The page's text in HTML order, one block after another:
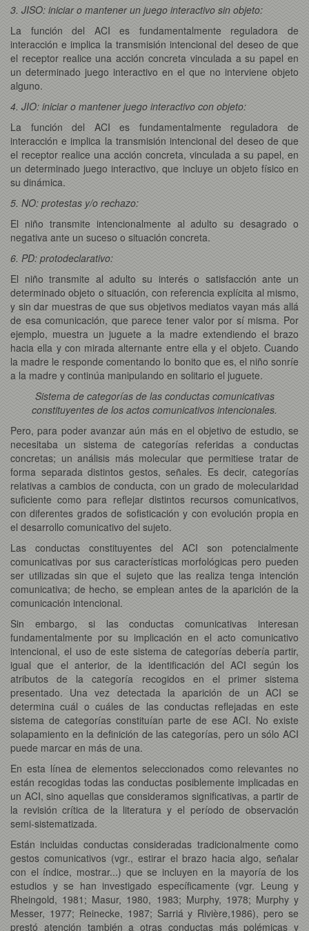
3. JISO: iniciar o mantener un juego interactivo sin objeto:
La función del ACI es fundamentalmente reguladora de
interacción e implica la transmisión intencional del deseo de que
el receptor realice una acción concreta vinculada a su papel en
un determinado juego interactivo en el que no interviene objeto
alguno.
4. JIO: iniciar o mantener juego interactivo con objeto:
La función del ACI es fundamentalmente reguladora de
interacción e implica la transmisión intencional del deseo de que
el receptor realice una acción concreta, vinculada a su papel, en
un determinado juego interactivo, que incluye un objeto físico en
su dinámica.
5. NO: protestas y/o rechazo:
El niño transmite intencionalmente al adulto su desagrado o
negativa ante un suceso o situación concreta.
6. PD: protodeclarativo:
El niño transmite al adulto su interés o satisfacción ante un
determinado objeto o situación, con referencia explícita al mismo,
y sin dar muestras de que sus objetivos mediatos vayan más allá
de esa comunicación, que parece tener valor por sí misma. Por
ejemplo, muestra un juguete a la madre extendiendo el brazo
hacia ella y con mirada alternante entre ella y el objeto. Cuando
la madre le responde comentando lo bonito que es, el niño sonríe
a la madre y continúa manipulando en solitario el juguete.
Sistema de categorías de las conductas comunicativas
constituyentes de los actos comunicativos intencionales.
Pero, para poder avanzar aún más en el objetivo de estudio, se
necesitaba un sistema de categorías referidas a conductas
concretas; un análisis más molecular que permitiese tratar de
forma separada distintos gestos, señales. Es decir, categorías
relativas a cambios de conducta, con un grado de molecularidad
suficiente como para reflejar distintos recursos comunicativos,
con diferentes grados de sofisticación y con evolución propia en
el desarrollo comunicativo del sujeto.
Las conductas constituyentes del ACI son potencialmente
comunicativas por sus características morfológicas pero pueden
ser utilizadas sin que el sujeto que las realiza tenga intención
comunicativa; de hecho, se emplean antes de la aparición de la
comunicación intencional.
Sin embargo, si las conductas comunicativas interesan
fundamentalmente por su implicación en el acto comunicativo
intencional, el uso de este sistema de categorías debería partir,
igual que el anterior, de la identificación del ACI según los
atributos de la categoría recogidos en el primer sistema
presentado. Una vez detectada la aparición de un ACI se
determina cuál o cuáles de las conductas reflejadas en este
sistema de categorías constituían parte de ese ACI. No existe
solapamiento en la definición de las categorías, pero un sólo ACI
puede marcar en más de una.
En esta línea de elementos seleccionados como relevantes no
están recogidas todas las conductas posiblemente implicadas en
un ACI, sino aquellas que consideramos significativas, a partir de
la revisión crítica de la literatura y el período de observación
semi-sistematizada.
Están incluidas conductas consideradas tradicionalmente como
gestos comunicativos (vgr., estirar el brazo hacia algo, señalar
con el índice, mostrar...) que se incluyen en la mayoría de los
estudios y se han investigado específicamente (vgr. Leung y
Rheingold, 1981; Masur, 1980, 1983; Murphy, 1978; Murphy y
Messer, 1977; Reinecke, 1987; Sarriá y Rivière,1986), pero se
prestó atención también a otras conductas más polémicas y